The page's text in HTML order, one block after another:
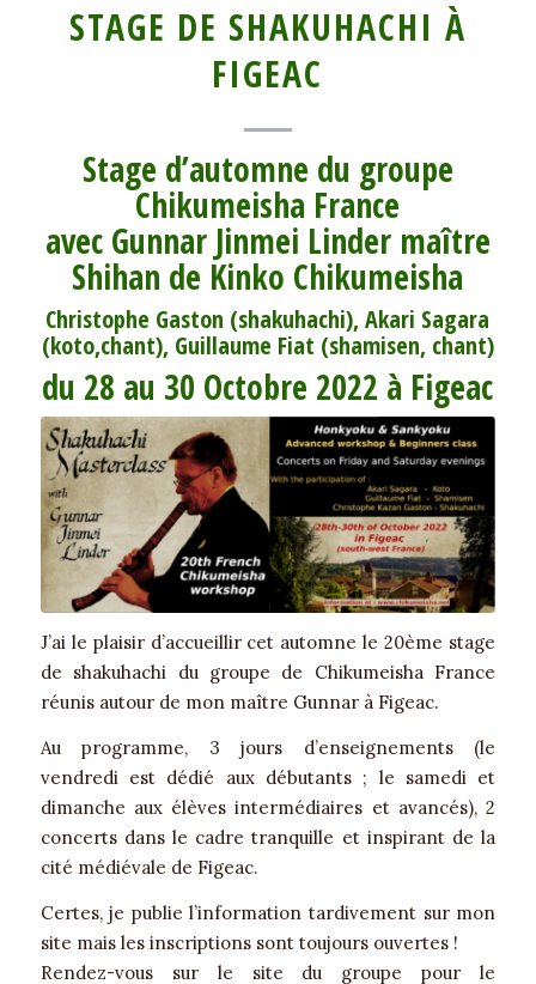
STAGE DE SHAKUHACHI À
FIGEAC
Stage d’automne du groupe
Chikumeisha France
avec Gunnar Jinmei Linder maître
Shihan de Kinko Chikumeisha
Christophe Gaston (shakuhachi), Akari Sagara
(koto,chant), Guillaume Fiat (shamisen, chant)
du 28 au 30 Octobre 2022 à Figeac
J’ai le plaisir d’accueillir cet automne le 20ème stage
de shakuhachi du groupe de Chikumeisha France
réunis autour de mon maître Gunnar à Figeac.
Au programme, 3 jours d’enseignements (le
vendredi est dédié aux débutants ; le samedi et
dimanche aux élèves intermédiaires et avancés), 2
concerts dans le cadre tranquille et inspirant de la
cité médiévale de Figeac.
Certes, je publie l’information tardivement sur mon
site mais les inscriptions sont toujours ouvertes !
Rendez-vous sur le site du groupe pour le